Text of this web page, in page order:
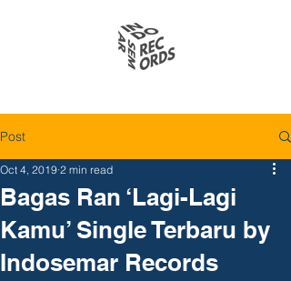
Post
Bagas Ran ‘Lagi-Lagi
Kamu’ Single Terbaru by
Indosemar Records
Oct 4, 2019 2 min read